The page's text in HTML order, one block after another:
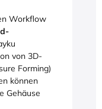
Workflow
von 3D-
Forming)
können
Gehäuse